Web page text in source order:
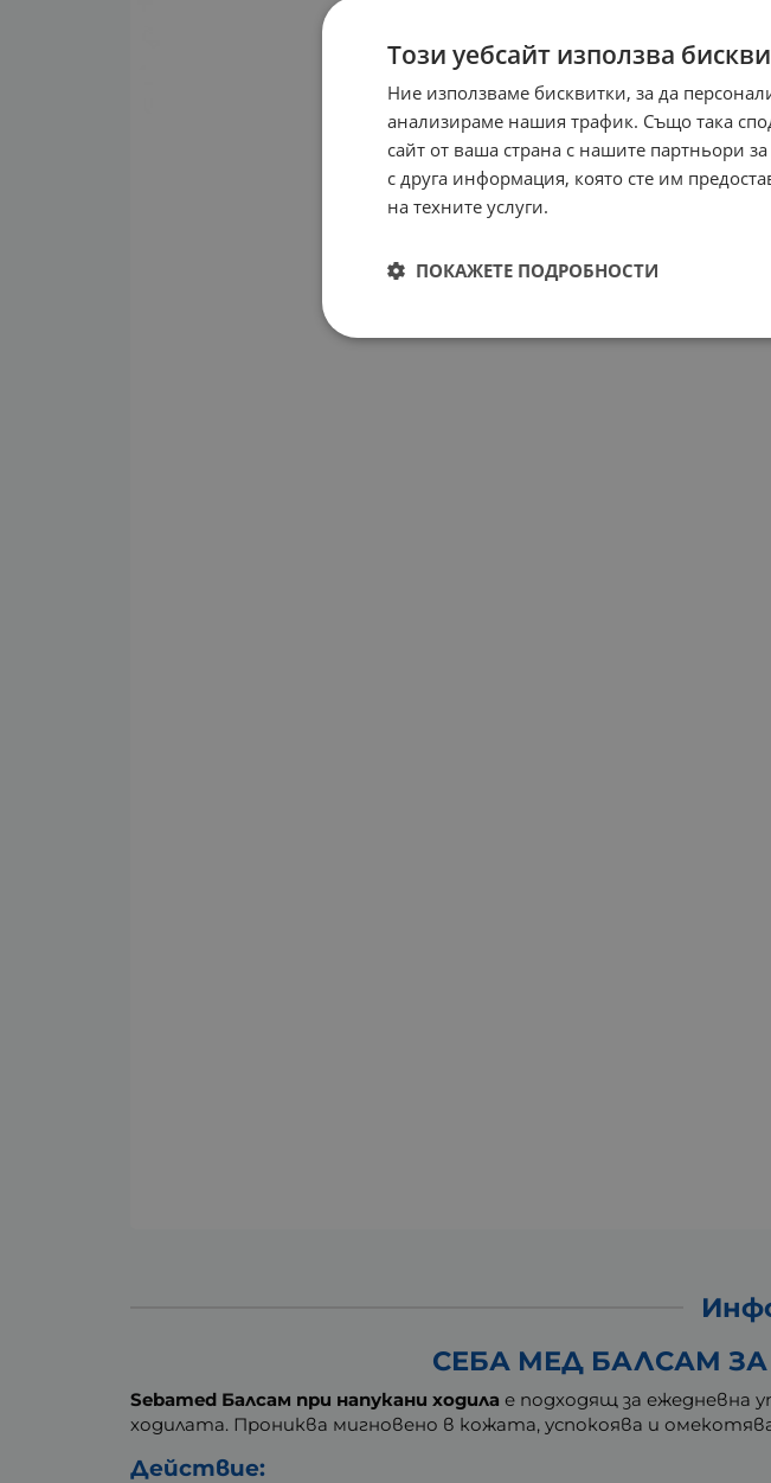
СЕБА МЕД БАЛСАМ
Sebamed Балсам при напукани ходила е подходящ за ежедневна
ходилата. Прониква мигновено в кожата, успокоява и
Действие:
Този уебсайт използва
Ние използваме бисквитки, за да
анализираме нашия трафик. Също така
сайт от ваша страна с нашите партньори
с друга информация, която сте им
на техните услуги.
ПОКАЖЕТЕ ПОДРОБНОСТИ